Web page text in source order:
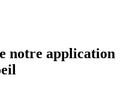
notre application